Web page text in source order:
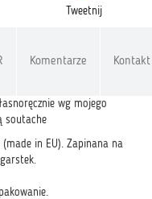
Tweetnij
Komentarze Kontakt
wg mojego
soutache
in EU). Zapinana na